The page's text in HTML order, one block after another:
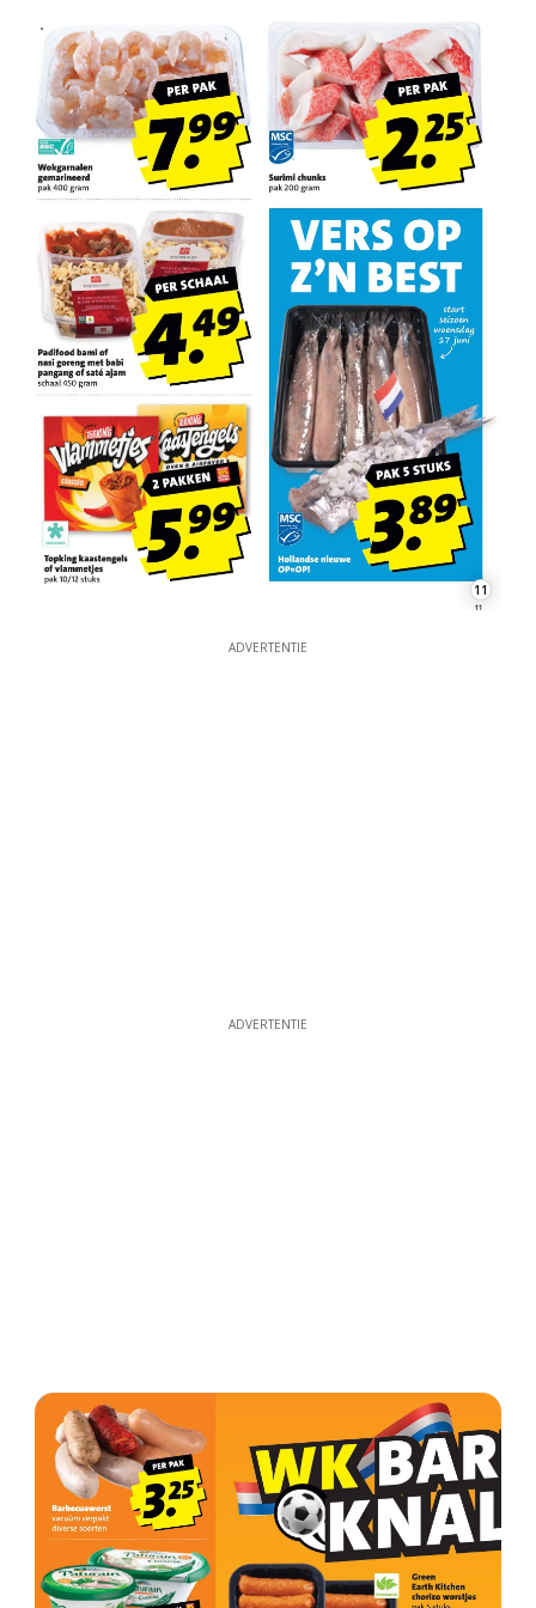
11
ADVERTENTIE
ADVERTENTIE